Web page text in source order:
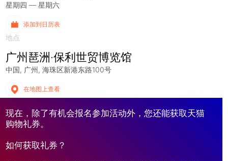
星期四 — 星期六
添加到日历表
地点
广州琶洲·保利世贸博览馆
中国 广州 海珠区新港东路100号
在地图上查看
现在，除了有机会报名参加活动外，您还能获取天猫
购物礼券。
如何获取礼券？